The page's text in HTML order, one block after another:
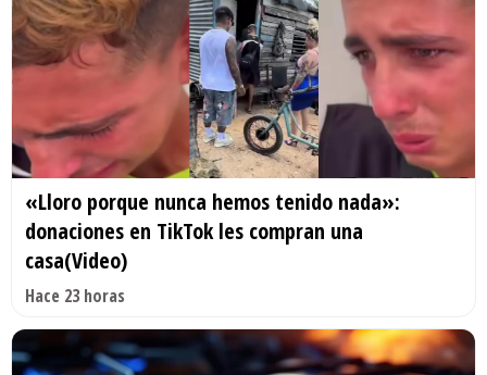
«Lloro porque nunca hemos tenido nada»:
donaciones en TikTok les compran una
casa(Video)
Hace 23 horas